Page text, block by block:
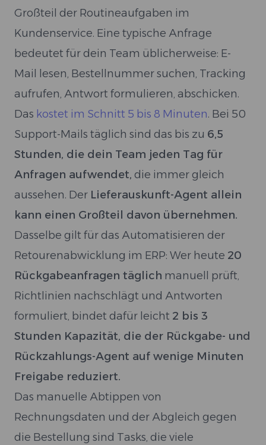
Großteil der Routineaufgaben im
Kundenservice. Eine typische Anfrage
bedeutet für dein Team üblicherweise: E-
Mail lesen, Bestellnummer suchen, Tracking
aufrufen, Antwort formulieren, abschicken.
Das kostet im Schnitt 5 bis 8 Minuten. Bei 50
Support-Mails täglich sind das bis zu 6,5
Stunden, die dein Team jeden Tag für
Anfragen aufwendet, die immer gleich
aussehen. Der Lieferauskunft-Agent allein
kann einen Großteil davon übernehmen.
Dasselbe gilt für das Automatisieren der
Retourenabwicklung im ERP: Wer heute 20
Rückgabeanfragen täglich manuell prüft,
Richtlinien nachschlägt und Antworten
formuliert, bindet dafür leicht 2 bis 3
Stunden Kapazität, die der Rückgabe- und
Rückzahlungs-Agent auf wenige Minuten
Freigabe reduziert.
Das manuelle Abtippen von
Rechnungsdaten und der Abgleich gegen
die Bestellung sind Tasks, die viele